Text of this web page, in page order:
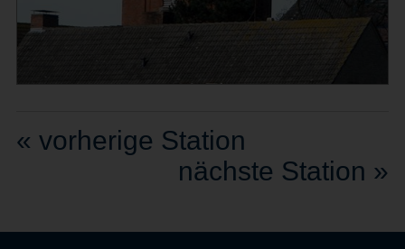
« vorherige Station
nächste Station »